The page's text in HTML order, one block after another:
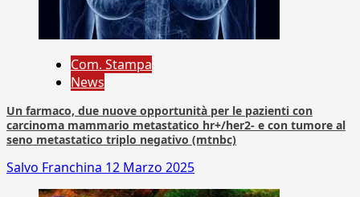
Com. Stampa
News
Un farmaco, due nuove opportunità per le pazienti con
carcinoma mammario metastatico hr+/her2- e con tumore al
seno metastatico triplo negativo (mtnbc)
Salvo Franchina 12 Marzo 2025